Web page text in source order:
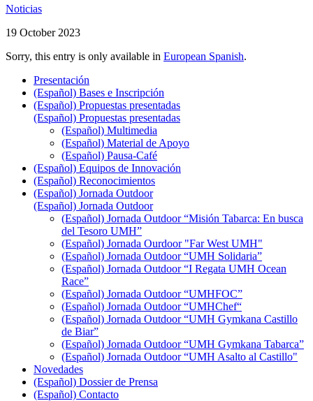
Noticias
19 October 2023
Sorry, this entry is only available in European Spanish.
Presentación
(Español) Bases e Inscripción
(Español) Propuestas presentadas
(Español) Propuestas presentadas
(Español) Multimedia
(Español) Material de Apoyo
(Español) Pausa-Café
(Español) Equipos de Innovación
(Español) Reconocimientos
(Español) Jornada Outdoor
(Español) Jornada Outdoor
(Español) Jornada Outdoor “Misión Tabarca: En busca
del Tesoro UMH”
(Español) Jornada Ourdoor "Far West UMH"
(Español) Jornada Outdoor “UMH Solidaria”
(Español) Jornada Outdoor “I Regata UMH Ocean
Race”
(Español) Jornada Outdoor “UMHFOC”
(Español) Jornada Outdoor “UMHChef“
(Español) Jornada Outdoor “UMH Gymkana Castillo
de Biar”
(Español) Jornada Outdoor “UMH Gymkana Tabarca”
(Español) Jornada Outdoor “UMH Asalto al Castillo"
Novedades
(Español) Dossier de Prensa
(Español) Contacto